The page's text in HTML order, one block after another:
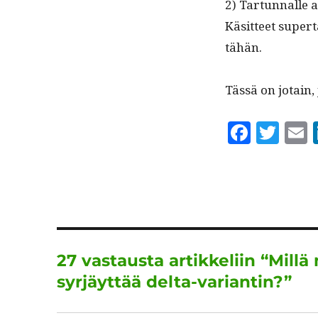
2) Tar­tun­nalle
Käsit­teet
tähän.
Tässä on
F
b
o
o
k
T
r
27 vastausta artikkeliin
syrjäyttää delta-variantin?”